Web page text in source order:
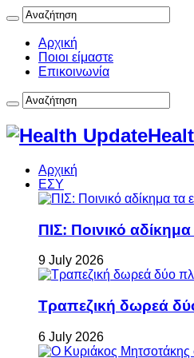
Αρχική
Ποιοι είμαστε
Επικοινωνία
Αρχική
ΕΣΥ
ΠΙΣ: Ποινικό
9 July 2026
Τραπεζική δωρεά
6 July 2026